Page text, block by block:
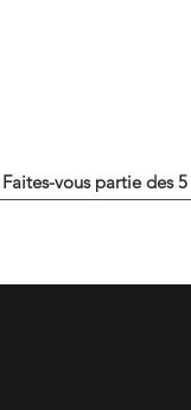
Faites-vous partie des